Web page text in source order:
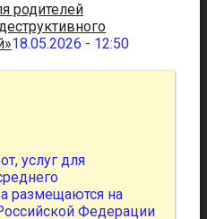
родителей
18.05.2026 - 12:50
услуг для
размещаются на
Федерации